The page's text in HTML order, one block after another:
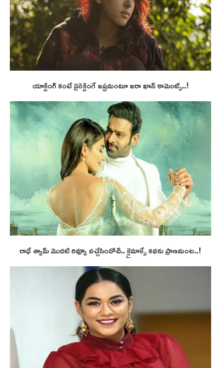
యాక్టింగ్ కంటే డైరెక్టింగే ఇష్టమంటూ ఐరా ఖాన్ కామెంట్స్..!
రాధే శ్యామ్ మొదటి రివ్యూ వచ్చేసిందోచ్.. క్లైమాక్సే కథకు ప్రాణమంట..!